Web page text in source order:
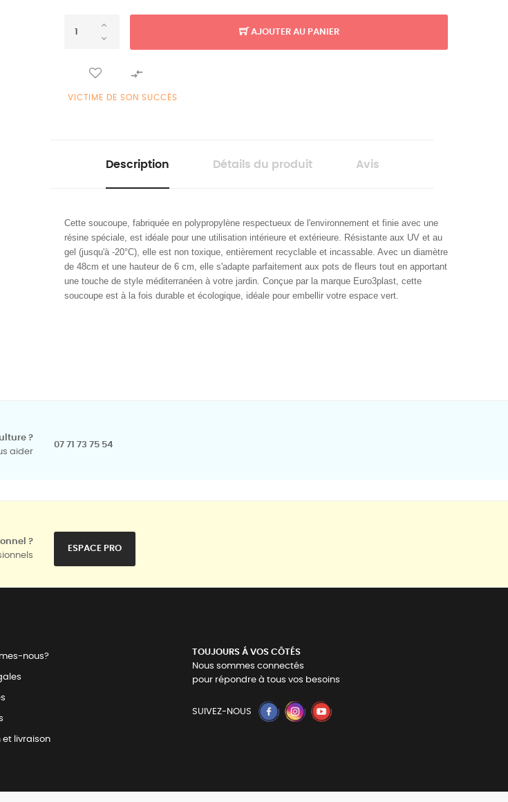
AJOUTER AU PANIER

VICTIME DE SON SUCCÈS
Description Détails du produit Avis
Cette soucoupe, fabriquée en polypropylène respectueux de l'environnement et finie avec une
résine spéciale, est idéale pour une utilisation intérieure et extérieure. Résistante aux UV et au
gel (jusqu'à -20°C), elle est non toxique, entièrement recyclable et incassable. Avec un diamètre
de 48cm et une hauteur de 6 cm, elle s'adapte parfaitement aux pots de fleurs tout en apportant
une touche de style méditerranéen à votre jardin. Conçue par la marque Euro3plast, cette
soucoupe est à la fois durable et écologique, idéale pour embellir votre espace vert.
?
aider
07 71 73 75 54
?
ESPACE PRO
nous?
et livraison
TOUJOURS Á VOS CÔTÉS
Nous sommes connectés
pour répondre à tous vos besoins
SUIVEZ-NOUS